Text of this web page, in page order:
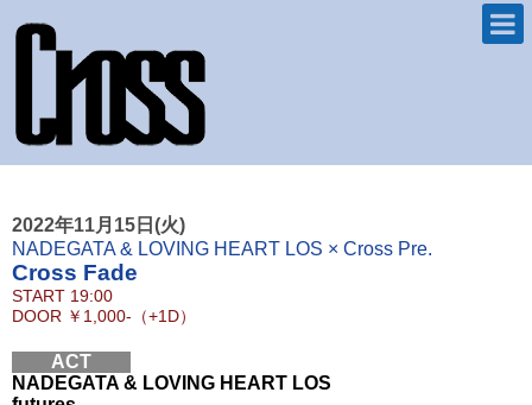
2022年11月15日(火)
NADEGATA & LOVING HEART LOS × Cross Pre.
Cross Fade
START 19:00
DOOR ￥1,000-（+1D）
ACT
NADEGATA & LOVING HEART LOS